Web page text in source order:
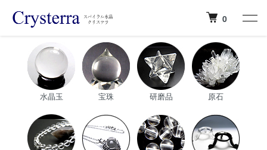
0
水晶玉 宝珠 研磨品 原石